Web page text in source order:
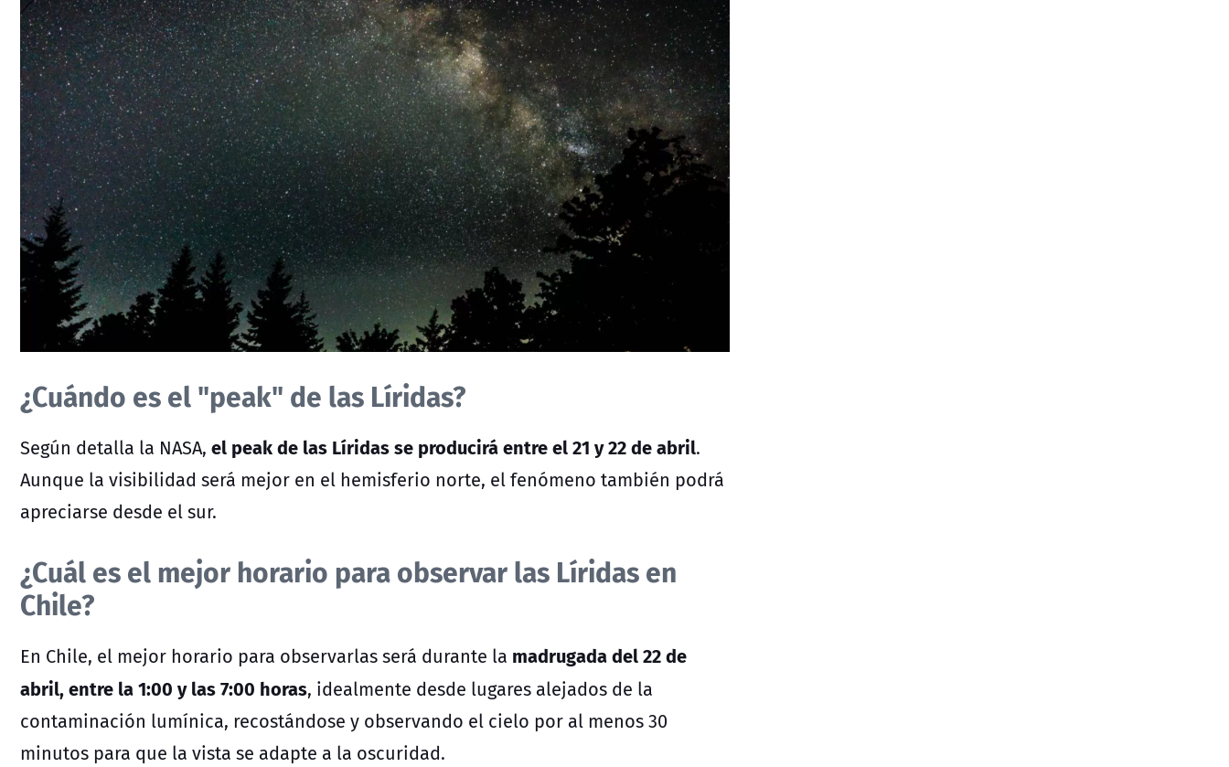
¿Cuándo es el "peak" de las Líridas?
Según detalla la NASA, el peak de las Líridas se producirá entre el 21 y 22 de abril.
Aunque la visibilidad será mejor en el hemisferio norte, el fenómeno también podrá
apreciarse desde el sur.
¿Cuál es el mejor horario para observar las Líridas en
Chile?
En Chile, el mejor horario para observarlas será durante la madrugada del 22 de
abril, entre la 1:00 y las 7:00 horas, idealmente desde lugares alejados de la
contaminación lumínica, recostándose y observando el cielo por al menos 30
minutos para que la vista se adapte a la oscuridad.